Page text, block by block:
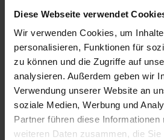
Diese Webseite verwendet
Wir verwenden Cookies, um
personalisieren, Funktionen für
zu können und die Zugriffe auf
analysieren. Außerdem geben wir
Verwendung unserer Website an
soziale Medien, Werbung und
Partner führen diese
weiteren Daten zusammen, die Sie
erhalten Sie im Servicebereich
Gepäckinformationen.
Wir möchten Sie darauf aufmerksam
Ankunftstag ab 15 Uhr (örtliche
Ihr Hotel einchecken können. An
Sie Ihr Zimmer bis 11 Uhr (örtliche
nutzen. Bitte beachten Sie, dass es
Buchungen vorkommen kann, dass